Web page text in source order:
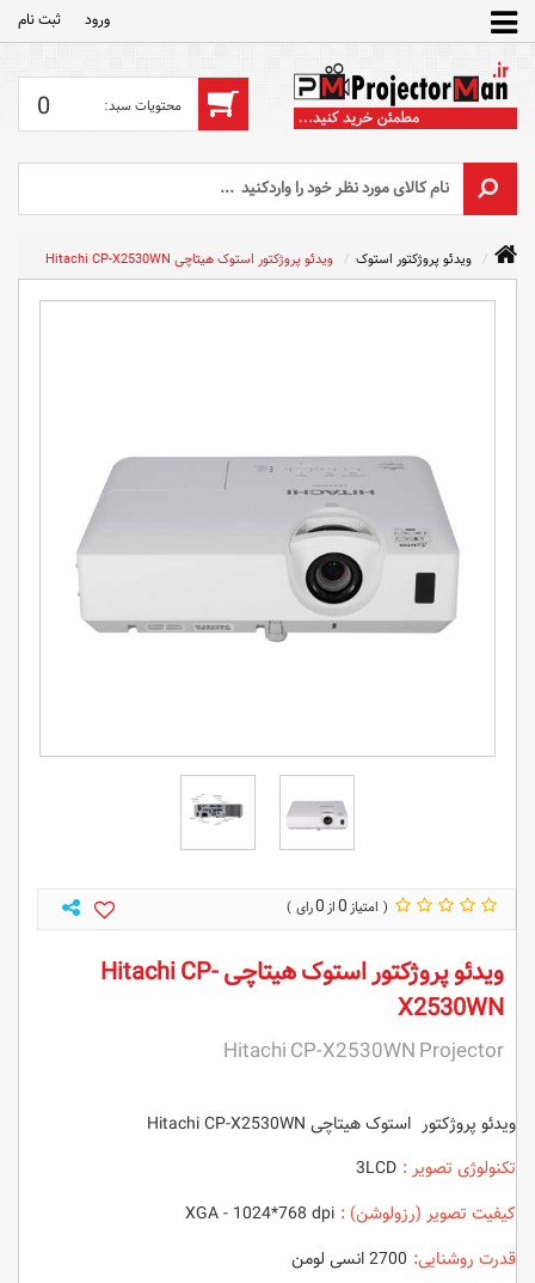
ورود ثبت‌ نام
0
ویدئو پروژکتور استوک ویدئو پروژکتور استوک هیتاچی Hitachi CP-X2530WN
0
0
ویدئو پروژکتور استوک هیتاچی Hitachi CP-
X2530WN
Hitachi CP-X2530WN Projector
ویدئو پروژکتور استوک هیتاچی Hitachi CP-X2530WN
تکنولوژی تصویر :
کیفیت تصویر (رزولوشن) : XGA - 1024*768 dpi
قدرت روشنایی: